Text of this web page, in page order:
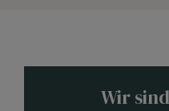
Wir